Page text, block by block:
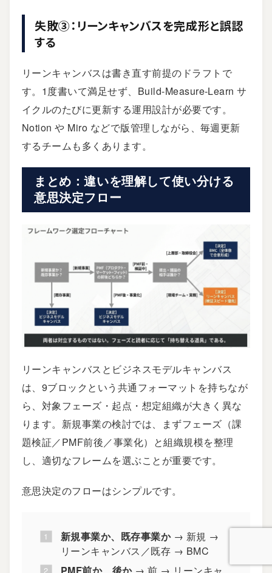
失敗③：リーンキャンバスを完成形と誤認
する
リーンキャンバスは書き直す前提のドラフトで
す。1度書いて満足せず、Build-Measure-Learn サ
イクルのたびに更新する運用設計が必要です。
Notion や Miro などで版管理しながら、毎週更新
するチームも多くあります。
まとめ：違いを理解して使い分ける
意思決定フロー
リーンキャンバスとビジネスモデルキャンバス
は、9ブロックという共通フォーマットを持ちなが
ら、対象フェーズ・起点・想定組織が大きく異な
ります。新規事業の検討では、まずフェーズ（課
題検証／PMF前後／事業化）と組織規模を整理
し、適切なフレームを選ぶことが重要です。
意思決定のフローはシンプルです。
新規事業か、既存事業か→ 新規 →
リーンキャンバス／既存 → BMC